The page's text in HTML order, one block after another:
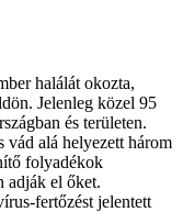
halálát okozta,
Jelenleg közel 95
és területen.
vád alá helyezett három
folyadékok
adják el őket.
fertőzést jelentett